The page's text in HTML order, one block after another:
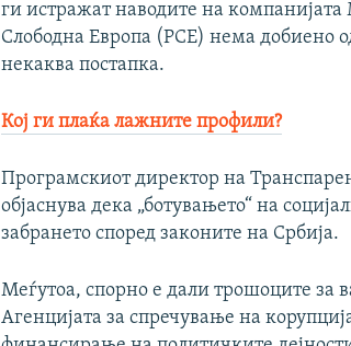
ги истражат наводите на компанијата
Слободна Европа (РСЕ) нема добиено
некаква постапка.
Кој ги плаќа лажните профили?
Програмскиот директор на
објаснува дека „ботувањето“ на
забрането според законите на Србија.
Меѓутоа, спорно е дали трошоците за
Агенцијата за спречување на